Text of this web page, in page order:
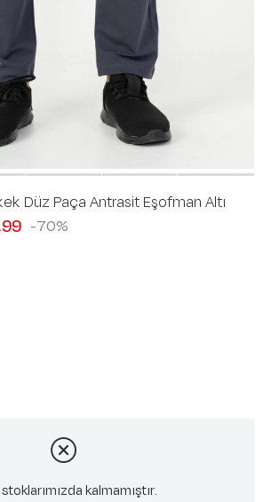
Düz Paça Antrasit Eşofman Altı
70
kalmamıştır.